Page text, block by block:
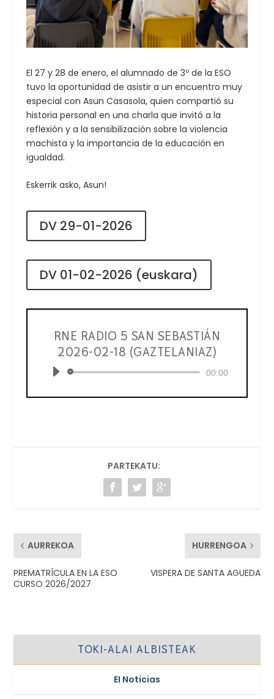
El 27 y 28 de enero, el alumnado de 3º de la ESO
tuvo la oportunidad de asistir a un encuentro muy
especial con Asun Casasola, quien compartió su
historia personal en una charla que invitó a la
reflexión y a la sensibilización sobre la violencia
machista y la importancia de la educación en
igualdad.
Eskerrik asko, Asun!
DV 29-01-2026
DV 01-02-2026 (euskara)
RNE RADIO 5 SAN SEBASTIÁN
2026-02-18 (GAZTELANIAZ)
Reproductor
audio
00:00
PARTEKATU:
AURREKOA
PREMATRÍCULA EN LA ESO
CURSO 2026/2027
HURRENGOA
VISPERA DE SANTA AGUEDA
TOKI-ALAI ALBISTEAK
EI Noticias